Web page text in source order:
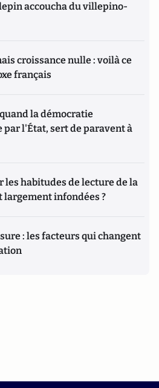
accoucha du villepino-
croissance nulle : voilà ce
français
la démocratie
l'État, sert de paravent à
les habitudes de lecture de la
largement infondées ?
: les facteurs qui changent